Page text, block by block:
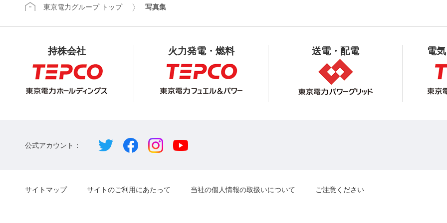
東京電力グループ トップ 写真集
持株会社 火力発電・燃料 送電・配電 電
公式アカウント：
サイトマップ サイトのご利用にあたって 当社の個人情報の取扱いについて ご注意ください